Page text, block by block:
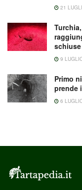
21
9
Primo
prende
6